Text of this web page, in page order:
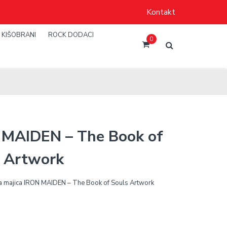
Kontakt
KIŠOBRANI ROCK DODACI 0
– The Book of
Artwork
majica IRON MAIDEN – The Book of Souls Artwork